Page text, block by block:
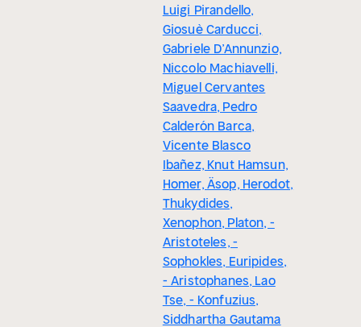
Luigi Pirandello,
Giosuè Carducci,
Gabriele D’Annunzio,
Niccolo Machiavelli,
Miguel Cervantes
Saavedra, Pedro
Calderón Barca,
Vicente Blasco
Ibañez, Knut Hamsun,
Homer, Äsop, Herodot,
Thukydides,
Xenophon, Platon, -
Aristoteles, -
Sophokles, Euripides,
- Aristophanes, Lao
Tse, - Konfuzius,
Siddhartha Gautama